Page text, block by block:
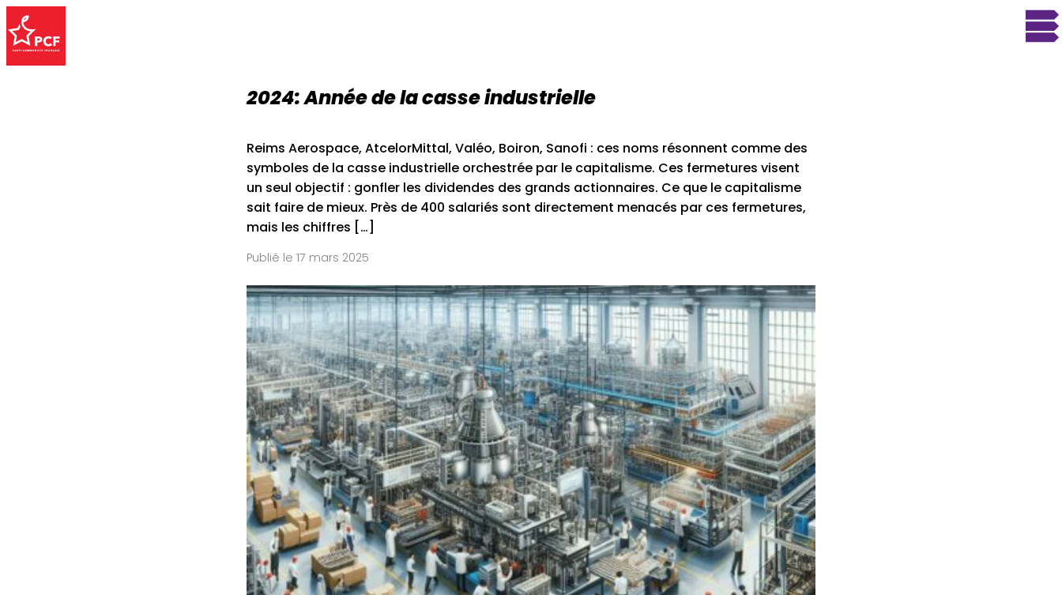
2024: Année de la casse industrielle
Reims Aerospace, AtcelorMittal, Valéo, Boiron, Sanofi : ces noms résonnent comme des
symboles de la casse industrielle orchestrée par le capitalisme. Ces fermetures visent
un seul objectif : gonfler les dividendes des grands actionnaires. Ce que le capitalisme
sait faire de mieux. Près de 400 salariés sont directement menacés par ces fermetures,
mais les chiffres […]
Publié le 17 mars 2025